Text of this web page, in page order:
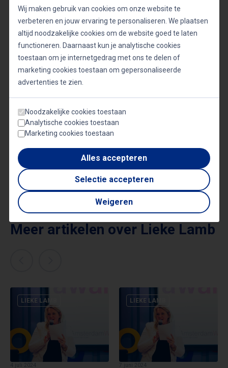
anderen meemaken, zoals de Syrische
vluchtelingen aan wie ze Nederlandse les gaf. Dit
vermogen om te relativeren en flexibel te blijven,
heeft hun bedrijf in staat gesteld om succesvol te
blijven in een snel veranderende wereld. ​
Gerelateerde sprekers
LIEKE LAMB
Trendwatcher
Meer artikelen over Lieke Lamb
LIEKE LAMB LIEKE LAMB
Wij maken gebruik van cookies om onze website te
verbeteren en jouw ervaring te personaliseren. We plaatsen
altijd noodzakelijke cookies om de website goed te laten
functioneren. Daarnaast kun je analytische cookies
toestaan om je internetgedrag met ons te delen of
marketing cookies toestaan om gepersonaliseerde
advertenties te zien.
Noodzakelijke cookies toestaan
Analytische cookies toestaan
Marketing cookies toestaan
Alles accepteren
Selectie accepteren
Weigeren